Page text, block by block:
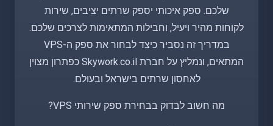
שלכם. ספק איכותי יספק שרתים יציבים, שירות
לקוחות מהיר ויעיל, וחבילות המתאימות לצרכים שלכם.
במדריך זה נסביר כיצד לבחור את ספק ה-VPS
המתאים, ונמליץ על חברת Skywork.co.il כפתרון מצוין
לאחסון שרתים בישראל ובעולם.
מה חשוב לבדוק בבחירת ספק שירותי VPS?